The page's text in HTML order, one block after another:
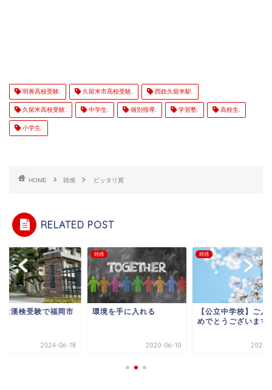
明善高校受験. 久留米市高校受験. 西鉄久留米駅.
久留米高校受験. 中学生. 個別指導. 学習塾. 高校生.
小学生.
HOME 雑感 ピッタリ賞
RELATED POST
は漢検受験で福岡市
2024-06-18
雑感
環境を手に入れる
2020-06-10
雑感
【公立中学校】ご入
めでとうございます
2023-